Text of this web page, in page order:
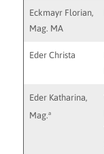
Eckmayr Florian,
Mag. MA
Eder Christa
Eder Katharina,
Mag.a